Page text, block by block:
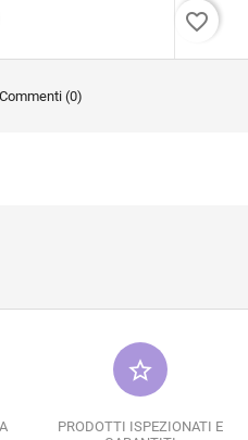
favorite_border
(0)
star_border
PRODOTTI ISPEZIONATI E